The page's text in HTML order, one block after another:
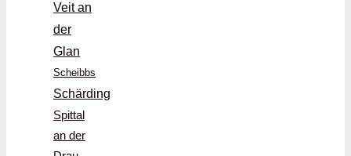
Veit an
der
Glan
Scheibbs
Schärding
Spittal
an der